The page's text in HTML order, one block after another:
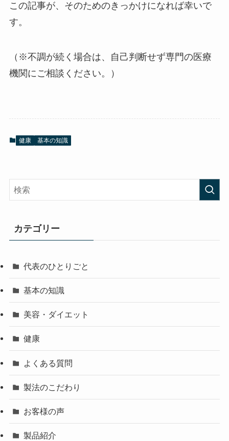
この記事が、そのためのきっかけになれば幸いで
す。
（※不調が続く場合は、自己判断せず専門の医療
機関にご相談ください。）
健康 基本の知識
カテゴリー
代表のひとりごと
基本の知識
美容・ダイエット
健康
よくある質問
製法のこだわり
お客様の声
製品紹介